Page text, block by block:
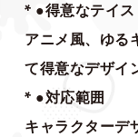
* ●得意なテイス
アニメ風、ゆる
て得意なデザイ
* ●対応範囲
キャラクターデ